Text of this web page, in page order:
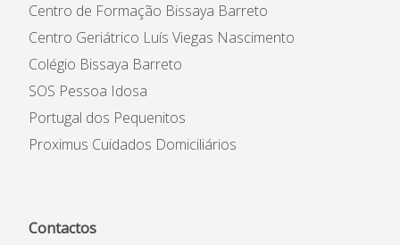
Centro de Formação Bissaya Barreto
Centro Geriátrico Luís Viegas Nascimento
Colégio Bissaya Barreto
SOS Pessoa Idosa
Portugal dos Pequenitos
Proximus Cuidados Domiciliários
Contactos